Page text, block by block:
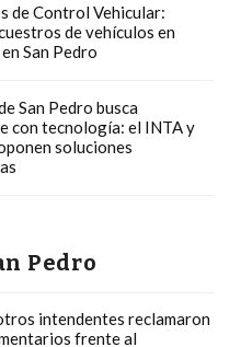
de Control Vehicular:
de vehículos en
San Pedro
San Pedro busca
con tecnología: el INTA y
soluciones
Pedro
intendentes reclamaron
frente al